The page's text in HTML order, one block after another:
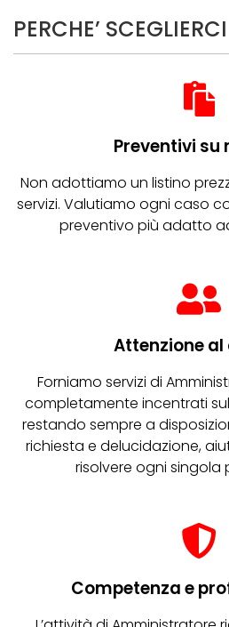
PERCHE’ SCEGLIERCI
Preventivi su
Non adottiamo un listino
servizi. Valutiamo ogni caso
preventivo più adatto
Attenzione
Forniamo servizi di
completamente incentrati
restando sempre a
richiesta e delucidazione,
risolvere ogni singola
Competenza e